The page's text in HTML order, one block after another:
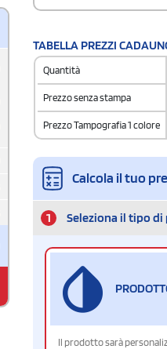
TABELLA PREZZI
Quantità
Prezzo senza stampa
Prezzo Tampografia 1 colore
Calcola il tuo
1 Seleziona il tipo
Il prodotto sarà